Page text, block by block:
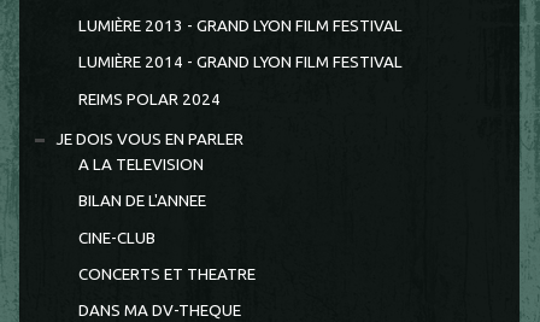
LUMIÈRE 2013 - GRAND LYON FILM FESTIVAL
LUMIÈRE 2014 - GRAND LYON FILM FESTIVAL
REIMS POLAR 2024
JE DOIS VOUS EN PARLER
A LA TELEVISION
BILAN DE L'ANNEE
CINE-CLUB
CONCERTS ET THEATRE
DANS MA DV-THEQUE